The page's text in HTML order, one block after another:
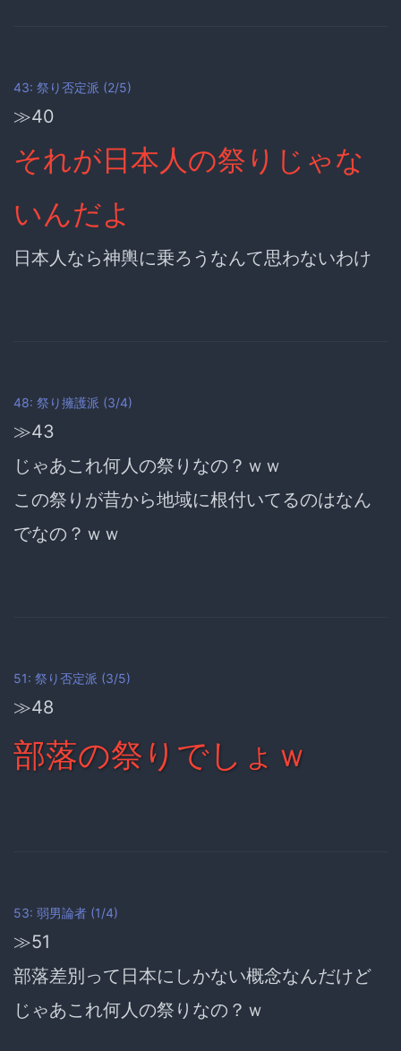
43: 祭り否定派 (2/5)
≫40
それが日本人の祭りじゃな
いんだよ
日本人なら神輿に乗ろうなんて思わないわけ
48: 祭り擁護派 (3/4)
≫43
じゃあこれ何人の祭りなの？ｗｗ
この祭りが昔から地域に根付いてるのはなん
でなの？ｗｗ
51: 祭り否定派 (3/5)
≫48
部落の祭りでしょｗ
53: 弱男論者 (1/4)
≫51
部落差別って日本にしかない概念なんだけど
じゃあこれ何人の祭りなの？ｗ